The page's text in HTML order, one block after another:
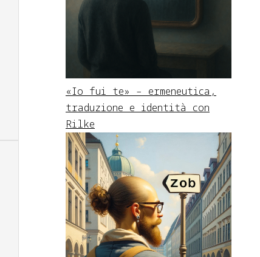
«Io fui te» – ermeneutica,
traduzione e identità con
Rilke